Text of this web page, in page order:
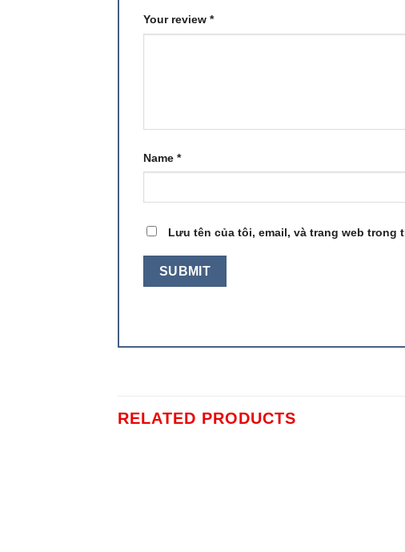
Your review *
Name *
Lưu tên của tôi, email, và trang web
RELATED PRODUCTS